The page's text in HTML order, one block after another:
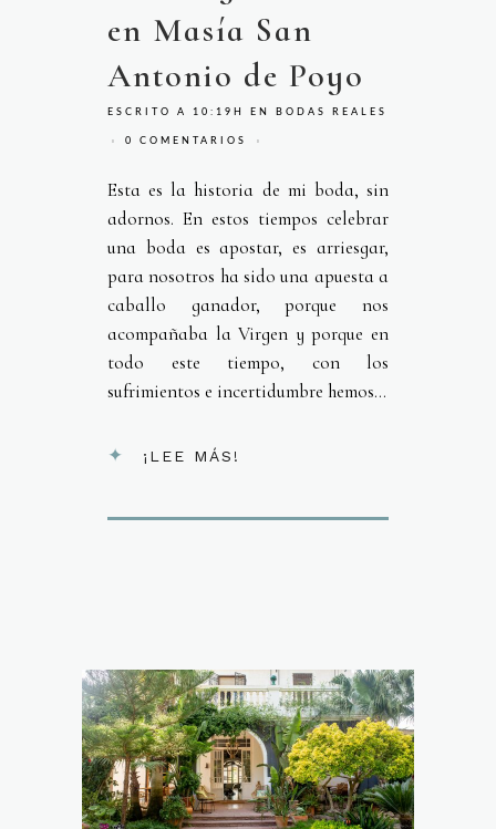
en Masía San
Antonio de Poyo
ESCRITO A 10:19H EN BODAS REALES
0 COMENTARIOS
Esta es la historia de mi boda, sin
adornos. En estos tiempos celebrar
una boda es apostar, es arriesgar,
para nosotros ha sido una apuesta a
caballo ganador, porque nos
acompañaba la Virgen y porque en
todo este tiempo, con los
sufrimientos e incertidumbre hemos...
¡LEE MÁS!